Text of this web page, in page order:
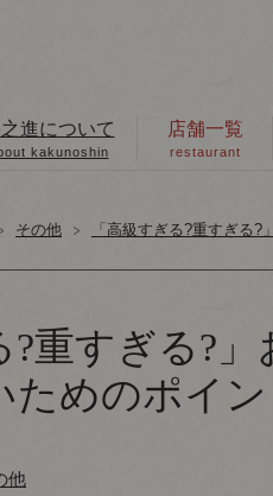
進について
kakunoshin
店舗一覧
restaurant
その他 「高級すぎる?重すぎる
?重すぎる?
ためのポイ
他